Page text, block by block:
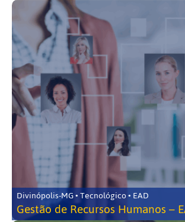
Divinópolis-MG • Tecnológico • EAD
Gestão de Recursos Humanos –